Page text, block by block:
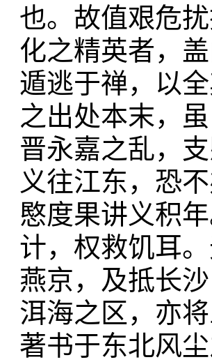
也。故值艰危
化之精英者，
遁逃于禅，以
之出处本末，
晋永嘉之乱，
义往江东，恐
愍度果讲义积
计，权救饥耳
燕京，及抵长
洱海之区，亦
著书于东北风